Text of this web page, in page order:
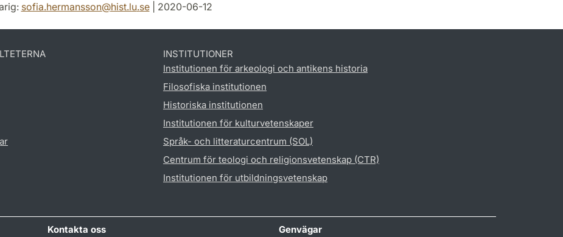
sofia.hermansson@hist.lu.se| 2020-06-12
INSTITUTIONER
Institutionen för arkeologi och antikens historia
Filosofiska institutionen
Historiska institutionen
Institutionen för kulturvetenskaper
Språk- och litteraturcentrum (SOL)
Centrum för teologi och religionsvetenskap (CTR)
Institutionen för utbildningsvetenskap
Kontakta oss Genvägar